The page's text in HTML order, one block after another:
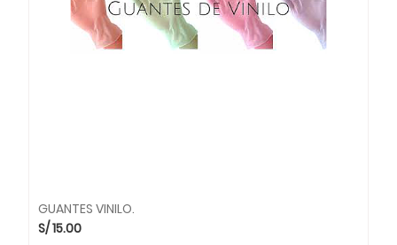
GUANTES VINILO.
S/15.00